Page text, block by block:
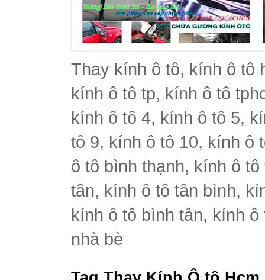
Thay kính ô tô, kính ô tô
kính ô tô tp, kính ô tô
kính ô tô 4, kính ô tô 5,
tô 9, kính ô tô 10, kính ô
ô tô bình thạnh, kính ô
tân, kính ô tô tân bình,
kính ô tô bình tân, kính
nhà bè